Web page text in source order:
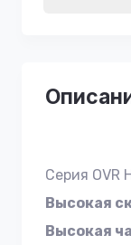
Серия OVR
Высокая
Высокая